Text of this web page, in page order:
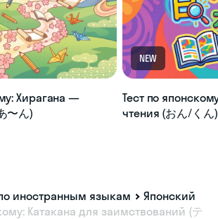
Хирагана —
〜ん)
NEW
Тест по
чтения (おん/く
иностранным языкам
Японский
Катакана для заимствований (テ